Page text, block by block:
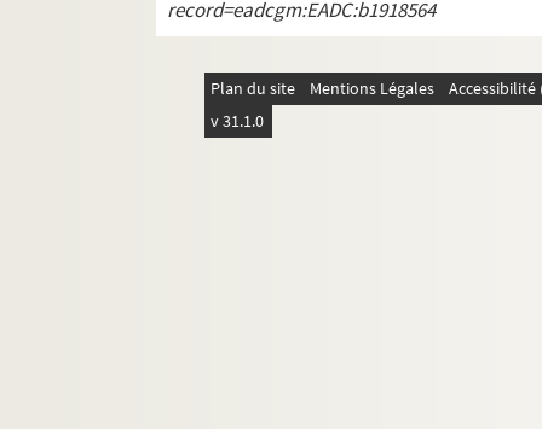
record=eadcgm:EADC:b1918564
Plan du site Mentions Légales
v 31.1.0